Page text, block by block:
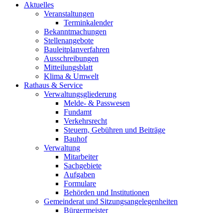
Aktuelles
Veranstaltungen
Terminkalender
Bekanntmachungen
Stellenangebote
Bauleitplanverfahren
Ausschreibungen
Mitteilungsblatt
Klima & Umwelt
Rathaus & Service
Verwaltungsgliederung
Melde- & Passwesen
Fundamt
Verkehrsrecht
Steuern, Gebühren und Beiträge
Bauhof
Verwaltung
Mitarbeiter
Sachgebiete
Aufgaben
Formulare
Behörden und Institutionen
Gemeinderat und Sitzungsangelegenheiten
Bürgermeister